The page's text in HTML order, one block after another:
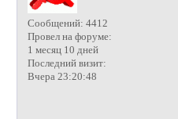
Сообщений: 4412
Провел на форуме:
1 месяц 10 дней
Последний визит:
Вчера 23:20:48